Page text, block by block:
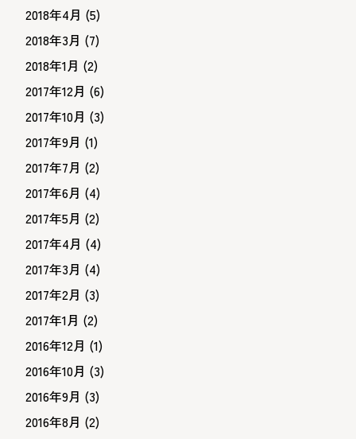
2018年4月 (5)
2018年3月 (7)
2018年1月 (2)
2017年12月 (6)
2017年10月 (3)
2017年9月 (1)
2017年7月 (2)
2017年6月 (4)
2017年5月 (2)
2017年4月 (4)
2017年3月 (4)
2017年2月 (3)
2017年1月 (2)
2016年12月 (1)
2016年10月 (3)
2016年9月 (3)
2016年8月 (2)